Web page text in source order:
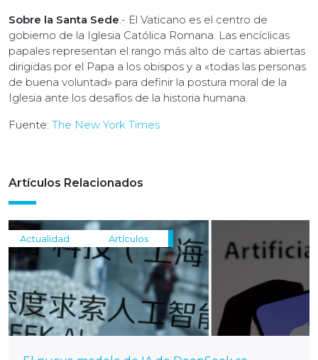
Sobre la Santa Sede.- El Vaticano es el centro de
gobierno de la Iglesia Católica Romana. Las encíclicas
papales representan el rango más alto de cartas abiertas
dirigidas por el Papa a los obispos y a «todas las personas
de buena voluntad» para definir la postura moral de la
Iglesia ante los desafíos de la historia humana.
Fuente: The New York Times
Artículos Relacionados
Actualidad Artículos